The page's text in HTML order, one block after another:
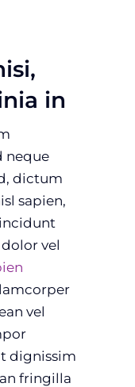
in
neque
dictum
sapien,
vel
vel
dignissim
fringilla